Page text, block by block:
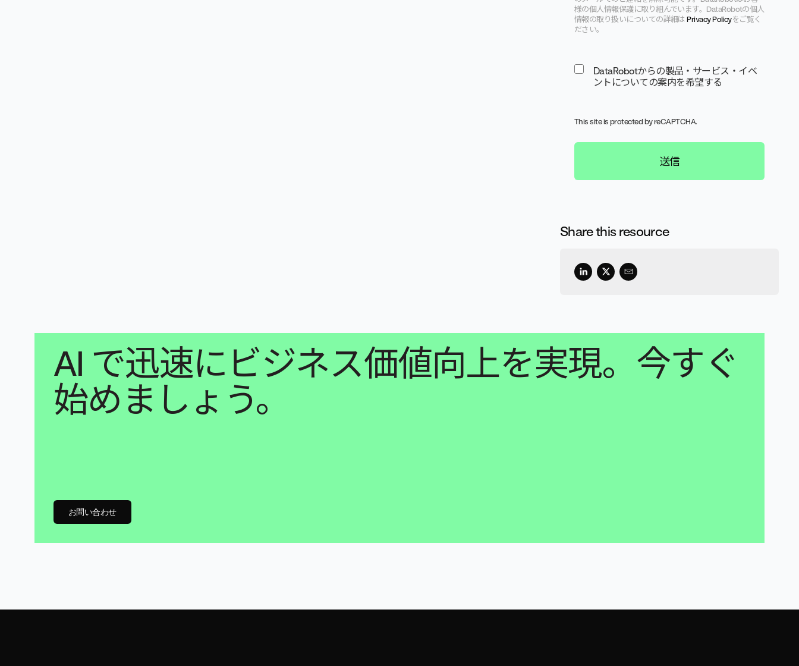
様の個人情報保護に取り組んでいます。 DataRobotの個人
情報の取り扱いについての詳細はPrivacy Policyをご覧く
ださい。
DataRobotからの製品・サービス・イベ
ントについての案内を希望する
This site is protected by reCAPTCHA.
送信
Share this resource
AI で迅速にビジネス価値向上を実現。今すぐ
始めましょう。
お問い合わせ